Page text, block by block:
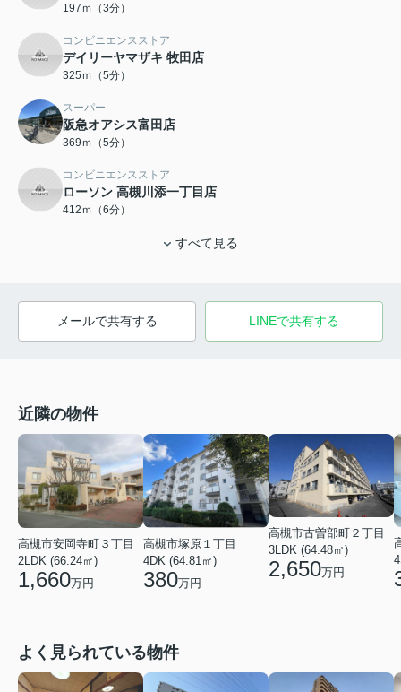
197ｍ（3分）
コンビニエンスストア
デイリーヤマザキ 牧田店
325ｍ（5分）
スーパー
阪急オアシス富田店
369ｍ（5分）
コンビニエンスストア
ローソン 高槻川添一丁目店
412ｍ（6分）
すべて見る
メールで共有する LINEで共有する
近隣の物件
高槻市安岡寺町３丁目
2LDK (66.24㎡)
1,660万円
高槻市塚原１丁目
4DK (64.81㎡)
380万円
高槻市古曽部町２丁目
3LDK (64.48㎡)
2,650万円
よく見られている物件